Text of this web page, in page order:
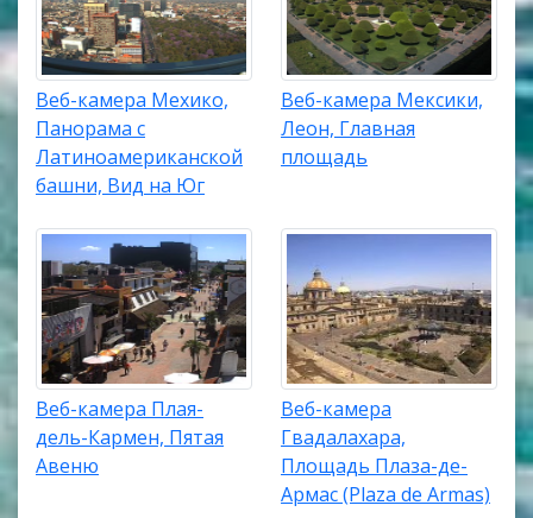
Веб-камера Мехико,
Панорама с
Латиноамериканской
башни, Вид на Юг
Веб-камера Мексики,
Леон, Главная
площадь
Веб-камера Плая-
дель-Кармен, Пятая
Авеню
Веб-камера
Гвадалахара,
Площадь Плаза-де-
Армас (Plaza de Armas)